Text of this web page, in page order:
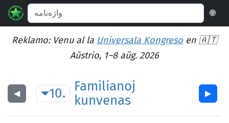
🌐
Reklamo: Venu al la Universala Kongreso en 🇦🇹
Aŭstrio, 1–8 aŭg. 2026
◀︎ 10.
Familianoj
kunvenas
▶︎